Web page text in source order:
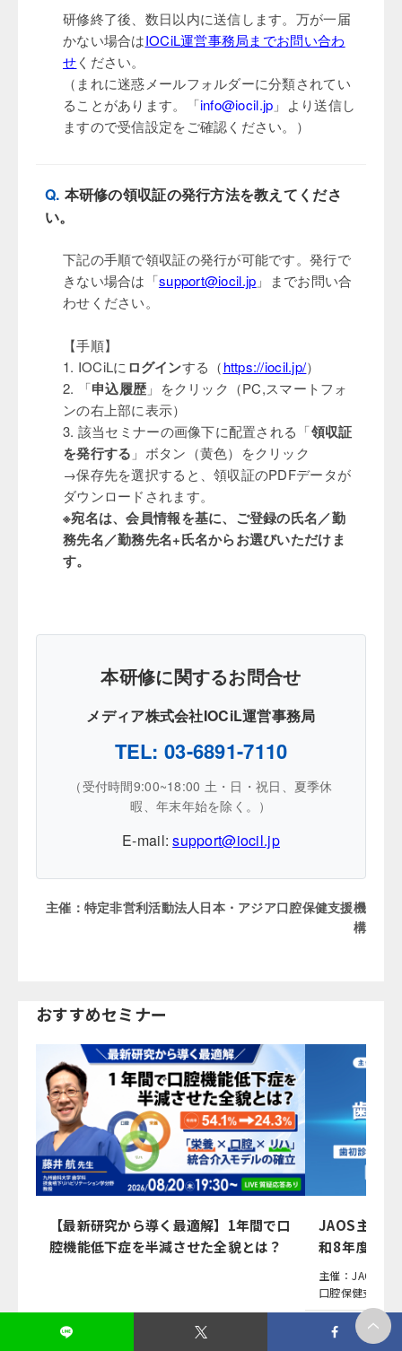
研修終了後、数日以内に送信します。万が一届
かない場合はIOCiL運営事務局までお問い合わ
せください。
（まれに迷惑メールフォルダーに分類されてい
ることがあります。「info@iocil.jp 」より送信し
ますので受信設定をご確認ください。）
Q. 本研修の領収証の発行方法を教えてくださ
い。
下記の手順で領収証の発行が可能です。発行で
きない場合は「support@iocil.jp 」までお問い合
わせください。
【手順】
1. IOCiLにログインする（https://iocil.jp/）
2. 「申込履歴 」をクリック（PC,スマートフォ
ンの右上部に表示）
3. 該当セミナーの画像下に配置される「領収証
を発行する 」ボタン（黄色）をクリック
→保存先を選択すると、領収証のPDFデータが
ダウンロードされます。
※宛名は、会員情報を基に、ご登録の氏名／勤
務先名／勤務先名+氏名からお選びいただけま
す。
本研修に関するお問合せ
メディア株式会社IOCiL運営事務局
TEL: 03-6891-7110
（受付時間9:00~18:00 土・日・祝日、夏季休
暇、年末年始を除く。）
E-mail:support@iocil.jp
主催：特定非営利活動法人日本・アジア口腔保健支援機
構
おすすめセミナー
【最新研究から導く最適解】1年間で口
腔機能低下症を半減させた全貌とは？
JAOS主催
和8年度（
応
主催：JAOS（
口腔保健支援機
15,630（